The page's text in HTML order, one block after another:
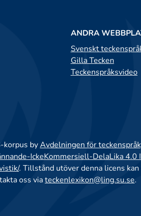
ANDRA
Svenskt
Gilla Tecken
Teckenspråksvideo
korpus byAvdelningen för
IckeKommersiell-DelaLika
. Tillstånd utöver denna licens
oss viateckenlexikon@ling.su.se.